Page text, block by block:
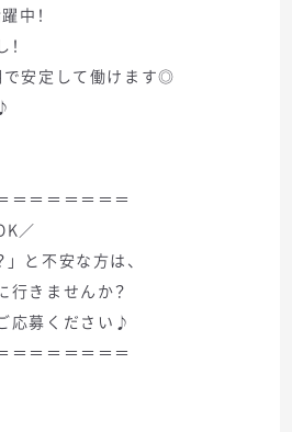
中！
で安定して働けます◎
＝＝＝＝＝＝＝
／
」と不安な方は、
行きませんか？
応募ください♪
＝＝＝＝＝＝＝